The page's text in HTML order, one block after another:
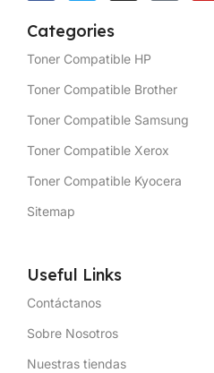
Categories
Toner Compatible HP
Toner Compatible Brother
Toner Compatible Samsung
Toner Compatible Xerox
Toner Compatible Kyocera
Sitemap
Useful Links
Contáctanos
Sobre Nosotros
Nuestras tiendas